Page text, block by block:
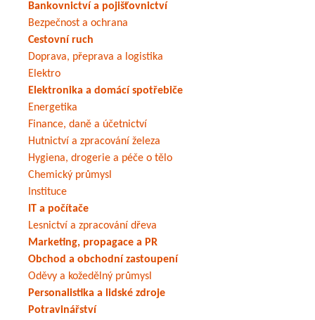
Bankovnictví a pojišťovnictví
Bezpečnost a ochrana
Cestovní ruch
Doprava, přeprava a logistika
Elektro
Elektronika a domácí spotřebiče
Energetika
Finance, daně a účetnictví
Hutnictví a zpracování železa
Hygiena, drogerie a péče o tělo
Chemický průmysl
Instituce
IT a počítače
Lesnictví a zpracování dřeva
Marketing, propagace a PR
Obchod a obchodní zastoupení
Oděvy a kožedělný průmysl
Personalistika a lidské zdroje
Potravinářství